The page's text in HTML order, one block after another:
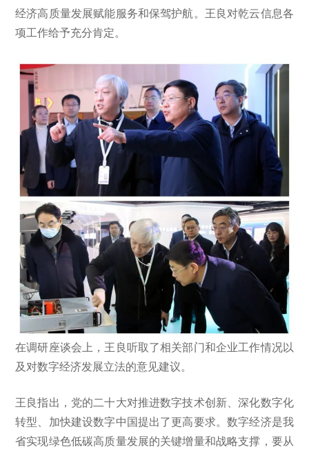
经济高质量发展赋能服务和保驾护航。王良对乾云信息各
项工作给予充分肯定。
在调研座谈会上，王良听取了相关部门和企业工作情况以
及对数字经济发展立法的意见建议。
王良指出，党的二十大对推进数字技术创新、深化数字化
转型、加快建设数字中国提出了更高要求。数字经济是我
省实现绿色低碳高质量发展的关键增量和战略支撑，要从